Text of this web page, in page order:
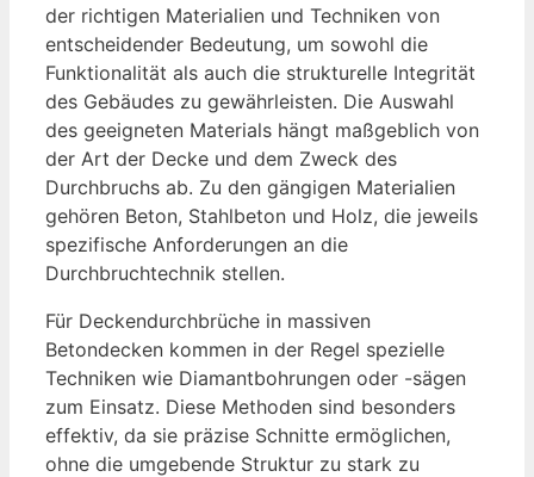
der richtigen Materialien und Techniken von
entscheidender Bedeutung, um sowohl die
Funktionalität als auch die strukturelle Integrität
des Gebäudes zu gewährleisten. Die Auswahl
des geeigneten Materials hängt maßgeblich von
der Art der Decke und dem Zweck des
Durchbruchs ab. Zu den gängigen Materialien
gehören Beton, Stahlbeton und Holz, die jeweils
spezifische Anforderungen an die
Durchbruchtechnik stellen.
Für Deckendurchbrüche in massiven
Betondecken kommen in der Regel spezielle
Techniken wie Diamantbohrungen oder -sägen
zum Einsatz. Diese Methoden sind besonders
effektiv, da sie präzise Schnitte ermöglichen,
ohne die umgebende Struktur zu stark zu